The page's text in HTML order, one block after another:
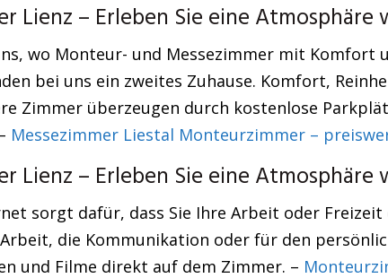
Lienz – Erleben Sie eine
wo Monteur- und Messezimmer mit Komfort
bei uns ein zweites Zuhause. Komfort,
Zimmer überzeugen durch kostenlose
Messezimmer Liestal Monteurzimmer –
Lienz – Erleben Sie eine
sorgt dafür, dass Sie Ihre Arbeit oder
die Kommunikation oder für den
und Filme direkt auf dem Zimmer. –